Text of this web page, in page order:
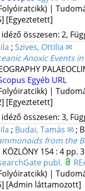
|
[Egyeztetett]
összesen: 2,
; Szives, Ottilia ✉
Anoxic Events
Egyéb URL
|
[Egyeztetett]
összesen: 3,
; Budai, Tamás ✉;
from the
KÖZLÖNY 154: 4 pp.
publ.
|
[Admin láttamozott]